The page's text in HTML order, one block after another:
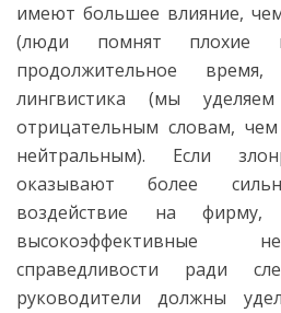
имеют большее влияние,
(люди помнят плохие
продолжительное
лингвистика (мы
отрицательным словам,
нейтральным). Если
оказывают более
воздействие на
высокоэффективные
справедливости ради
руководители должны